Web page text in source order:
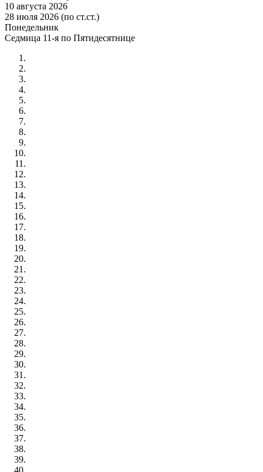
10 августа 2026
28 июля 2026 (по ст.ст.)
Понедельник
Седмица 11-я по Пятидесятнице